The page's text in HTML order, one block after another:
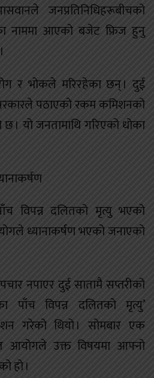
जनप्रतिनिधिहरूबीचको
नाममा आएको बजेट फ्रिज हुनु
र भोकले मरिरहेका छन् । दुई
पठाएको रकम कमिशनको
। यो जनतामाथि गरिएको धोका
विपन्न दलितको मृत्यु भएको
ध्यानाकर्षण भएको जनाएको
नपाएर दुई सातामै सप्तरीको
पाँच विपन्न दलितको मृत्यु’
गरेको थियो । सोमबार एक
आयोगले उक्त विषयमा आफ्नो
हो ।